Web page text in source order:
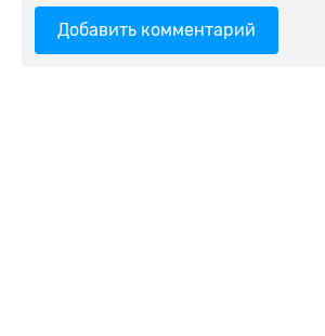
Добавить комментарий